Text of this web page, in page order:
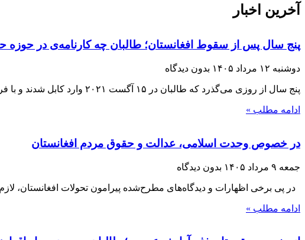
آخرین اخبار
پنج سال پس از سقوط افغانستان؛ طالبان چه کارنامه‌ی در حوزه
دوشنبه ۱۲ مرداد ۱۴۰۵ بدون دیدگاه
پنج سال از روزی می‌گذرد که طالبان در ۱۵ آگست ۲۰۲۱ وارد کابل شدند و با فروپاشی حکومت جمهوریت، بار دیگر قدرت را در افغانستان
ادامه مطلب »
در خصوص وحدت اسلامی، عدالت و حقوق مردم افغانستان
جمعه ۹ مرداد ۱۴۰۵ بدون دیدگاه
در پی برخی اظهارات و دیدگاه‌های مطرح‌شده پیرامون تحولات افغانستان،
ادامه مطلب »